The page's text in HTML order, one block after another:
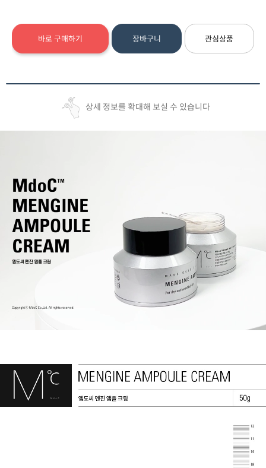
바로 구매하기 장바구니 관심상품
상세 정보를 확대해 보실 수 있습니다